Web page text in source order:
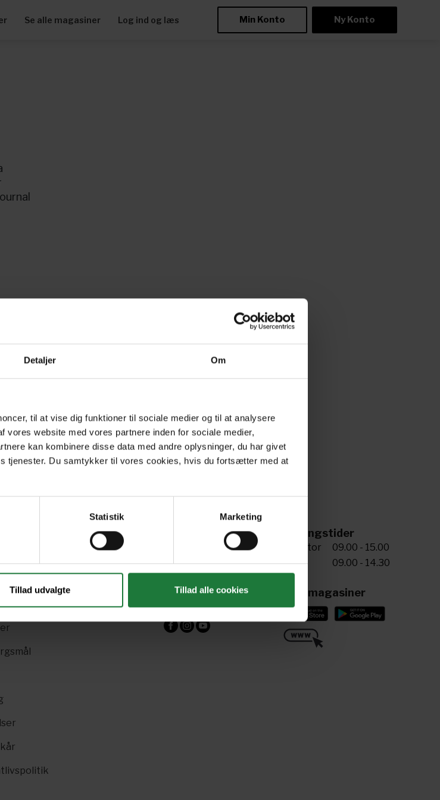
Detaljer Om
til at vise dig funktioner til sociale medier og til at analysere
vores website med vores partnere inden for sociale medier,
kan kombinere disse data med andre oplysninger, du har givet
tjenester. Du samtykker til vores cookies, hvis du fortsætter med at
Statistik Marketing
Tillad udvalgte Tillad alle cookies
Se alle magasiner Log ind og læs Min Konto Ny Konto
1 Næste
+45 72 34 20 81
Skriv til os
pling@aller.com
Find os her
Åbningstider
Man-tor
09.00 - 15.00
Fre
09.00 - 14.30
Læs magasiner